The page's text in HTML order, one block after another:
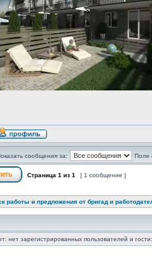
сообщения за: Поле
Страница 1 из 1 [ 1 сообщение ]
работы и предложения от бригад и
нет зарегистрированных пользователей и